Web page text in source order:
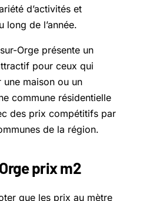
d’activités et
long de l’année.
Orge présente un
pour ceux qui
maison ou un
commune résidentielle
des prix compétitifs par
de la région.
prix m2
que les prix au mètre